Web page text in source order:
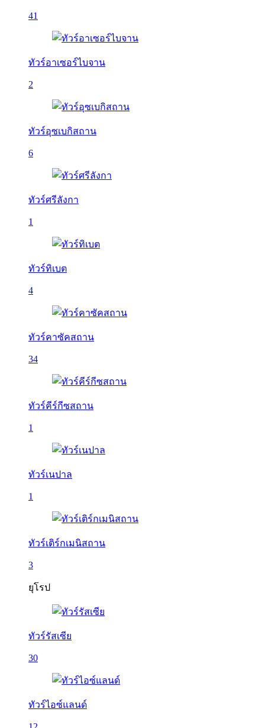
41
ทัวร์อาเซอร์ไบจาน
2
ทัวร์อุซเบกิสถาน
6
ทัวร์ศรีลังกา
1
ทัวร์ทิเบต
4
ทัวร์คาซัคสถาน
34
ทัวร์คีร์กีซสถาน
1
ทัวร์เนปาล
1
ทัวร์เติร์กเมนิสถาน
3
ยุโรป
ทัวร์รัสเซีย
30
ทัวร์ไอซ์แลนด์